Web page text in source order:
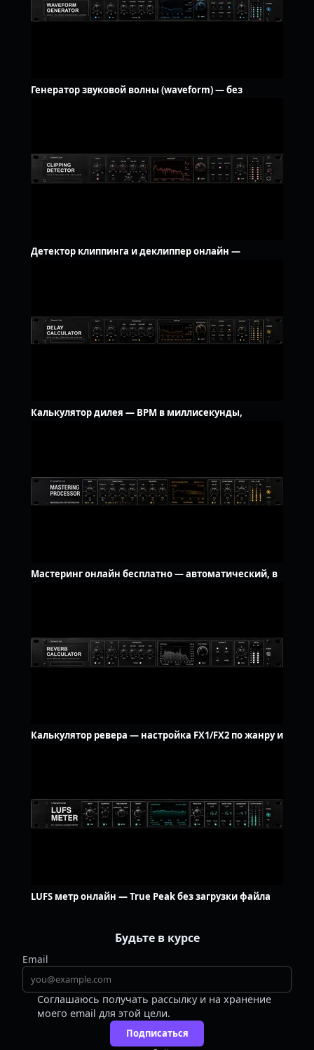
Генератор звуковой волны (waveform) — без
Детектор клиппинга и деклиппер онлайн —
Калькулятор дилея — BPM в миллисекунды,
Мастеринг онлайн бесплатно — автоматический, в
Калькулятор ревера — настройка FX1/FX2 по жанру и
LUFS метр онлайн — True Peak без загрузки файла
Будьте в курсе
Email
Соглашаюсь получать рассылку и на хранение
моего email для этой цели.
Подписаться